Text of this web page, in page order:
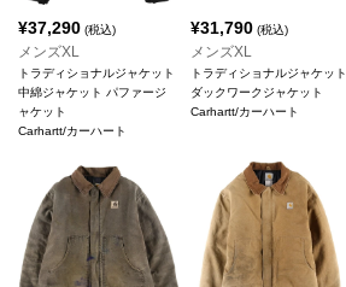
¥37,290 (税込)
メンズXL
トラディショナルジャケット
中綿ジャケット パファージ
ャケット
Carhartt/カーハート
¥31,790(税込)
メンズXL
トラディショナルジャケット
ダックワークジャケット
Carhartt/カーハート